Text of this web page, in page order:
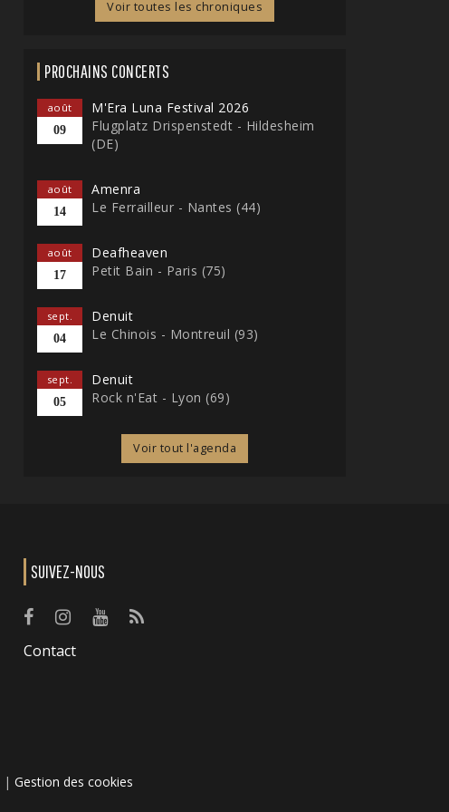
Voir toutes les chroniques
PROCHAINS CONCERTS
août
09
M'Era Luna Festival 2026
Flugplatz Drispenstedt - Hildesheim
(DE)
août
14
Amenra
Le Ferrailleur - Nantes (44)
août
17
Deafheaven
Petit Bain - Paris (75)
sept.
04
Denuit
Le Chinois - Montreuil (93)
sept.
05
Denuit
Rock n'Eat - Lyon (69)
Voir tout l'agenda
SUIVEZ-NOUS
Contact
| Gestion des cookies